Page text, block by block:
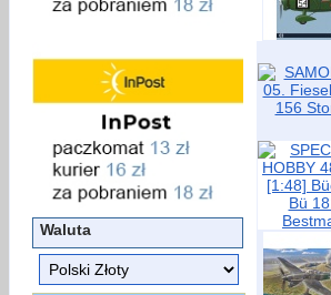
Waluta